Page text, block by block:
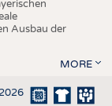
Ausbau der
MORE